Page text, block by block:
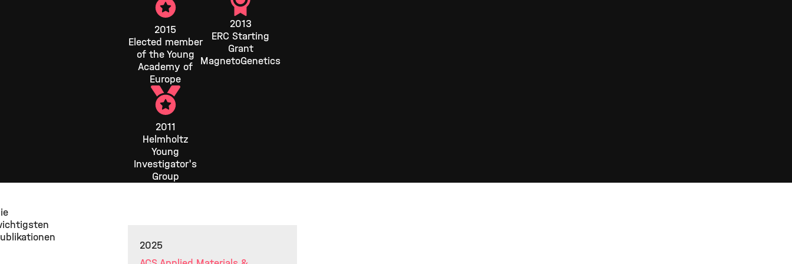
2015
Elected member
of the Young
Academy of
Europe
2013
ERC Starting
Grant
MagnetoGenetics
2011
Helmholtz
Young
Investigator's
Group
2025